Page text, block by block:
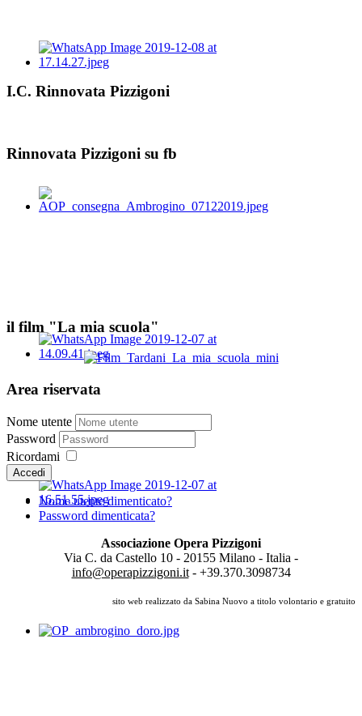
I.C. Rinnovata Pizzigoni
Rinnovata Pizzigoni su fb
il film "La mia scuola"
Area riservata
Nome utente
Password
Ricordami
Accedi
Nome utente dimenticato?
Password dimenticata?
Associazione Opera Pizzigoni
Via C. da Castello 10 - 20155 Milano - Italia -
info@operapizzigoni.it- +39.370.3098734
sito web realizzato da Sabina Nuovo a titolo volontario e gratuito